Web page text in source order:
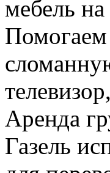
мебель
Аренда
Газель